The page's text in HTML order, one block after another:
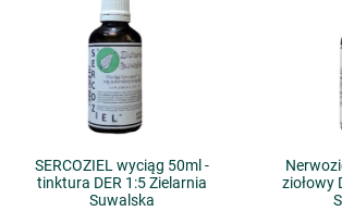
SERCOZIEL wyciąg 50ml -
tinktura DER 1:5 Zielarnia
Suwalska
ziołowy